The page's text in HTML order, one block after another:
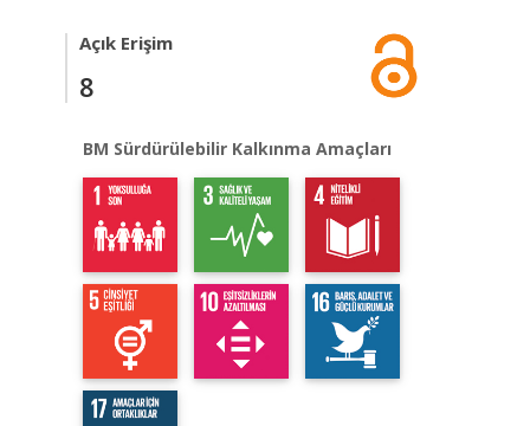
Açık Erişim
8
BM Sürdürülebilir Kalkınma Amaçları